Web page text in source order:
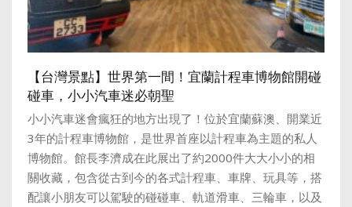
【台灣景點】世界第一間！宜蘭計程車博物館開碰
碰車，小小汽車迷必朝聖
小小汽車迷會瘋狂的地方出現了！位於宜蘭蘇澳、開業近
3年的計程車博物館，是世界首座以計程車為主題的私人
博物館。館長李濟成在此展出了約2000件大大小小的相
關收藏，包含從古到今的各式計程車、車牌、玩具等，搭
配讓小朋友可以駕駛的碰碰車、軌道滑車、三輪車，以及